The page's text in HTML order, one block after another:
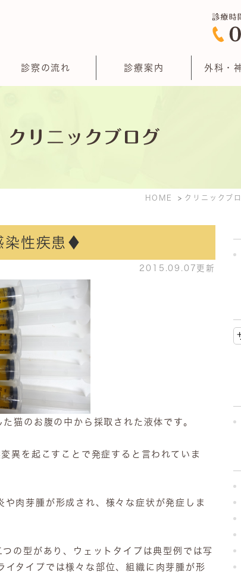
診察の流れ 診療案内 外科・
クリニックブログ
HOME クリニックブ
性疾患♦
2015.09.07更新
猫のお腹の中から採取された液体です。
異を起こすことで発症すると言われていま
肉芽腫が形成され、様々な症状が発症しま
の型があり、ウェットタイプは典型例では写
タイプでは様々な部位、組織に肉芽腫が形